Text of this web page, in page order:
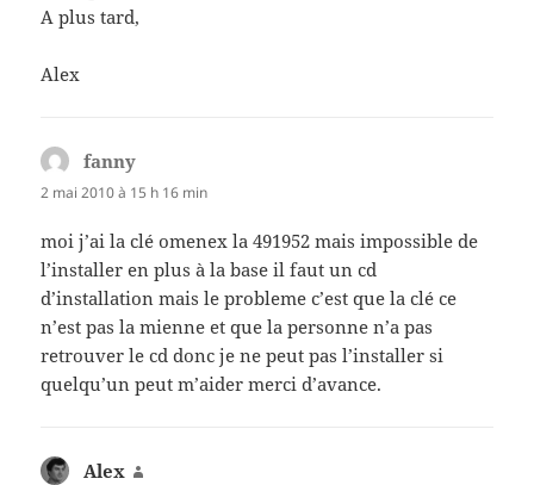
A plus tard,
Alex
fanny
2 mai 2010 à 15 h 16 min
moi j’ai la clé omenex la 491952 mais impossible de
l’installer en plus à la base il faut un cd
d’installation mais le probleme c’est que la clé ce
n’est pas la mienne et que la personne n’a pas
retrouver le cd donc je ne peut pas l’installer si
quelqu’un peut m’aider merci d’avance.
Alex